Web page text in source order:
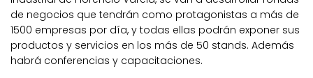
de negocios que tendrán como protagonistas a más de
1500 empresas por día, y todas ellas podrán exponer sus
productos y servicios en los más de 50 stands. Además
habrá conferencias y capacitaciones.